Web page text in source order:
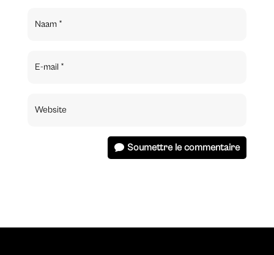
Soumettre le commentaire